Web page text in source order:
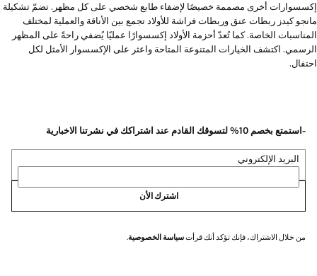
إكسسوارات أخرى مصممة خصيصًا لإضفاء طابع شخصي على كل مظهر. تضمّ تشكيلة
مانجو كيدز ربطات عنق وربطات فراشة للأولاد تجمع بين الأناقة والعملية لمختلف
المناسبات الخاصة. كما تُعدّ أحزمة الأولاد إكسسوارًا عمليًا يُضفي راحةً على المظهر
الرسمي. اكتشف الخيارات المتنوعة المتاحة واعثر على الإكسسوار الأمثل لكل
احتفال.
-استمتع بخصم 10% لتسوقك القادم عند اشتراكك في نشرتنا الاخبارية
البريد الإلكتروني
اشترك الأن
من خلال الاشتراك، فإنك تؤكد أنك قرأتسياسة الخصوصية.